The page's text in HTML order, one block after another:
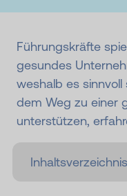
Führungskräfte
gesundes
weshalb es
dem Weg zu einer
unterstützen,